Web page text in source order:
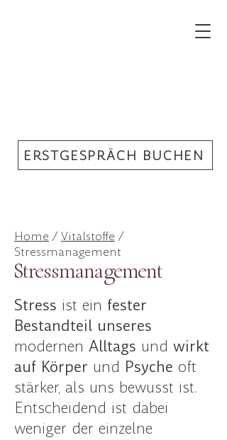
ERSTGESPRÄCH BUCHEN
Home /Vitalstoffe /
Stressmanagement
Stressmanagement
Stress ist ein fester
Bestandteil unseres
modernen Alltags und wirkt
auf Körper und Psyche oft
stärker, als uns bewusst ist.
Entscheidend ist dabei
weniger der einzelne